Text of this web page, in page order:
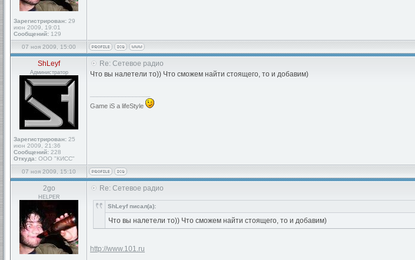
Зарегистрирован: 29
июн 2009, 19:01
Сообщений: 129
07 ноя 2009, 15:00
ShLeyf
Администратор
Зарегистрирован: 25
июн 2009, 21:36
Сообщений: 228
Откуда: ООО "КИСС"
Re: Сетевое радио
Что вы налетели то)) Что сможем найти стоящего, то и добавим)
Game iS a lifeStyle
07 ноя 2009, 15:10
2go
HELPER
Re: Сетевое радио
ShLeyf писал(а):
Что вы налетели то)) Что сможем найти стоящего, то и добавим)
http://www.101.ru